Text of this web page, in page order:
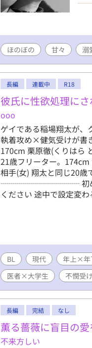
ほのぼの 甘々 溺
長編 連載中 R18
彼氏に性欲処理に
ooo
ゲイである稲場翔太が、
執着攻め×健気受けが書
170cm 栗原徹(くりはら
21歳フリーター。
相手(女) 翔太と同じ20歳
┈┈┈┈┈┈┈┈┈┈ 初めて
ください 途中で設定変
BL 現代 年上×年
医者×大学生
不憫受け
長編 完結 なし
薫る薔薇に盲目の愛
不来方しい